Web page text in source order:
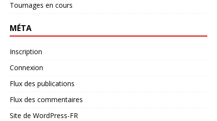
Tournages en cours
MÉTA
Inscription
Connexion
Flux des publications
Flux des commentaires
Site de WordPress-FR